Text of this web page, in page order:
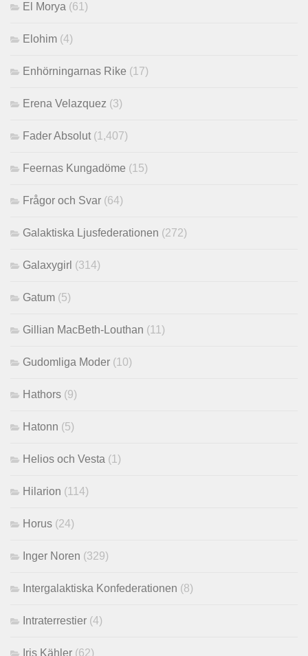
El Morya (61)
Elohim (4)
Enhörningarnas Rike (17)
Erena Velazquez (3)
Fader Absolut (1,407)
Feernas Kungadöme (15)
Frågor och Svar (64)
Galaktiska Ljusfederationen (272)
Galaxygirl (314)
Gatum (5)
Gillian MacBeth-Louthan (11)
Gudomliga Moder (10)
Hathors (9)
Hatonn (5)
Helios och Vesta (1)
Hilarion (114)
Horus (24)
Inger Noren (329)
Intergalaktiska Konfederationen (8)
Intraterrestier (4)
Iris Kähler (62)